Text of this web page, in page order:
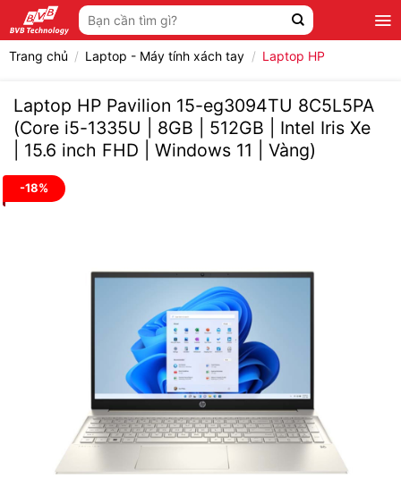
qua
nội
Tìm
kiếm:
Trang chủ / Laptop - Máy tính xách tay / Laptop HP
Laptop HP Pavilion 15-eg3094TU 8C5L5PA
(Core i5-1335U | 8GB | 512GB | Intel Iris Xe
| 15.6 inch FHD | Windows 11 | Vàng)
-18%